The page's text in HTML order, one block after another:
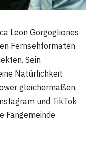
Leon Gorgogliones
Fernsehformaten,
Sein
Natürlichkeit
gleichermaßen.
und TikTok
Fangemeinde